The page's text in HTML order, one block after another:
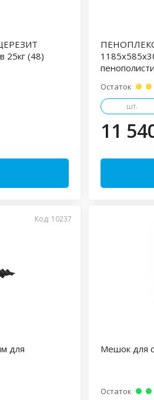
25кг (48)
Остаток
шт.
11
Код: 10237
для
Мешок для
Остаток